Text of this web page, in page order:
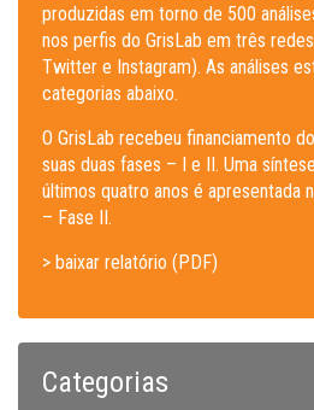
produzidas em torno de 500
nos perfis do GrisLab em três
Twitter e Instagram). As análises
categorias abaixo.
O GrisLab recebeu financiamento
suas duas fases – I e II. Uma
últimos quatro anos é apresentada
– Fase II.
> baixar relatório (PDF)
Categorias